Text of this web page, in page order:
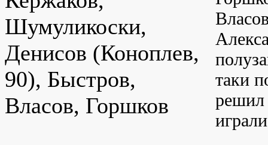
Шумуликоски,
Денисов (Коноплев,
90), Быстров,
Власов, Горшков
таки
решил